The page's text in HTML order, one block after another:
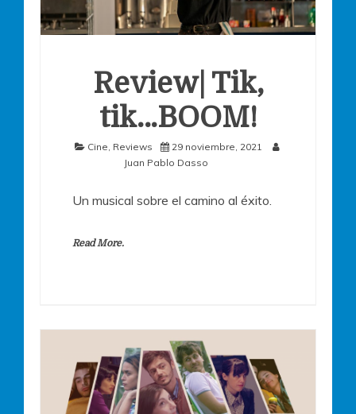
Review| Tik,
tik…BOOM!
Cine, Reviews
29 noviembre, 2021
Juan Pablo Dasso
Un musical sobre el camino al éxito.
Read More.